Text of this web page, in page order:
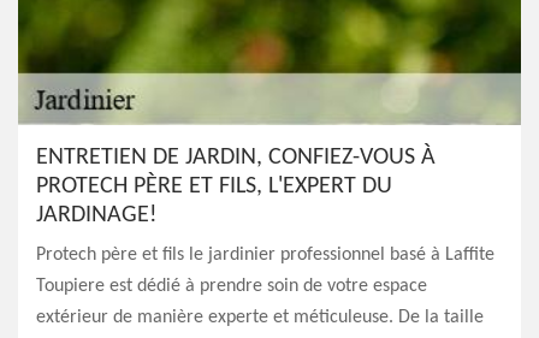
ENTRETIEN DE JARDIN, CONFIEZ-VOUS À
PROTECH PÈRE ET FILS, L'EXPERT DU
JARDINAGE!
Protech père et fils le jardinier professionnel basé à Laffite
Toupiere est dédié à prendre soin de votre espace
extérieur de manière experte et méticuleuse. De la taille